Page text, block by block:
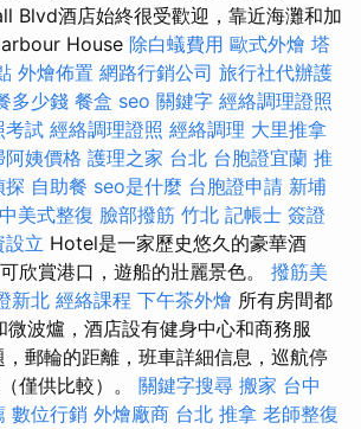
Blvd酒店始終很受歡迎，靠近海灘和加
House 除白蟻費用 歐式外燴 塔
外燴佈置 網路行銷公司 旅行社代辦護
多少錢 餐盒 seo 關鍵字 經絡調理證照
考試 經絡調理證照 經絡調理 大里推拿
阿姨價格 護理之家 台北 台胞證宜蘭 推
探 自助餐 seo是什麼 台胞證申請 新埔
美式整復 臉部撥筋 竹北 記帳士 簽證
設立 Hotel是一家歷史悠久的豪華酒
欣賞港口，遊船的壯麗景色。 撥筋美
新北 經絡課程 下午茶外燴 所有房間都
波爐，酒店設有健身中心和商務服
郵輪的距離，班車詳細信息，巡航停
僅供比較）。 關鍵字搜尋 搬家 台中
數位行銷 外燴廠商 台北 推拿 老師整復